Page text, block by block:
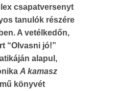
csapatversenyt
tanulók részére
A vetélkedőn,
“Olvasni jó!”
alapul,
A kamasz
könyvét